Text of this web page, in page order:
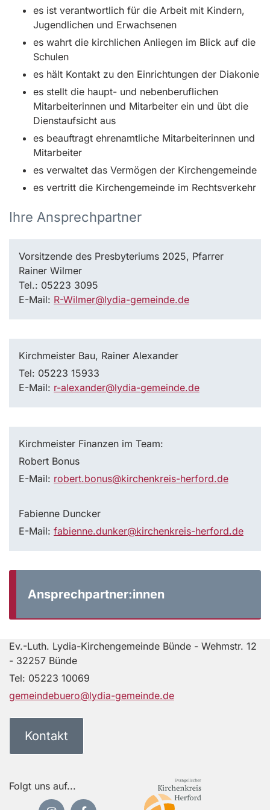
es ist verantwortlich für die Arbeit mit Kindern,
Jugendlichen und Erwachsenen
es wahrt die kirchlichen Anliegen im Blick auf die
Schulen
es hält Kontakt zu den Einrichtungen der Diakonie
es stellt die haupt- und nebenberuflichen
Mitarbeiterinnen und Mitarbeiter ein und übt die
Dienstaufsicht aus
es beauftragt ehrenamtliche Mitarbeiterinnen und
Mitarbeiter
es verwaltet das Vermögen der Kirchengemeinde
es vertritt die Kirchengemeinde im Rechtsverkehr
Ihre Ansprechpartner
Vorsitzende des Presbyteriums 2025, Pfarrer
Rainer Wilmer
Tel.: 05223 3095
E-Mail: R-Wilmer@lydia-gemeinde.de
Kirchmeister Bau, Rainer Alexander
Tel: 05223 15933
E-Mail: r-alexander@lydia-gemeinde.de
Kirchmeister Finanzen im Team:
Robert Bonus
E-Mail: robert.bonus@kirchenkreis-herford.de
Fabienne Duncker
E-Mail: fabienne.dunker@kirchenkreis-herford.de
Ansprechpartner:innen
Ev.-Luth. Lydia-Kirchengemeinde Bünde - Wehmstr. 12
- 32257 Bünde
Tel: 05223 10069
gemeindebuero@lydia-gemeinde.de
Kontakt
Folgt uns auf...